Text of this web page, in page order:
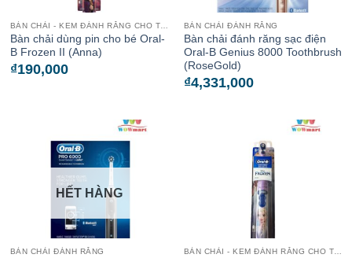
Bàn chải dùng pin cho bé Oral-
B Frozen II (Anna)
₫190,000
BÀN CHẢI ĐÁNH RĂNG
Bàn chải đánh răng sạc điện
Oral-B Genius 8000 Toothbrush
(RoseGold)
₫4,331,000
HẾT HÀNG
BÀN CHẢI ĐÁNH RĂNG